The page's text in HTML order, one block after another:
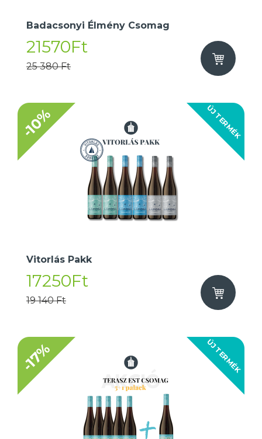
Badacsonyi Élmény Csomag
21570Ft
25 380 Ft
ÚJ TERMÉK
-10%
Vitorlás Pakk
17250Ft
19 140 Ft
ÚJ TERMÉK
-17%